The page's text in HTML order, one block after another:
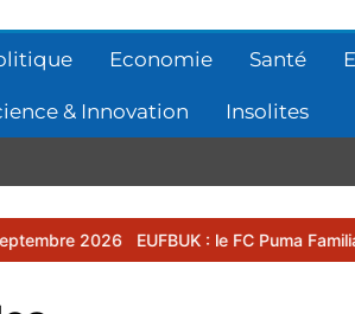
Economie Santé
& Innovation Insolites
EUFBUK : le FC Puma Familia clôture la